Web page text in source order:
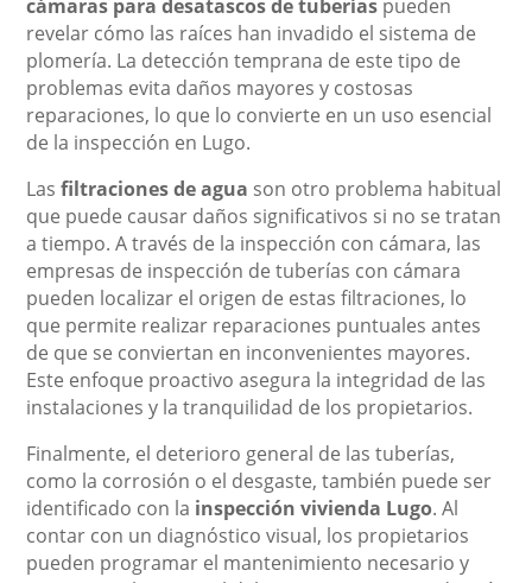
cámaras para desatascos de tuberías pueden
revelar cómo las raíces han invadido el sistema de
plomería. La detección temprana de este tipo de
problemas evita daños mayores y costosas
reparaciones, lo que lo convierte en un uso esencial
de la inspección en Lugo.
Lasfiltraciones de agua son otro problema habitual
que puede causar daños significativos si no se tratan
a tiempo. A través de la inspección con cámara, las
empresas de inspección de tuberías con cámara
pueden localizar el origen de estas filtraciones, lo
que permite realizar reparaciones puntuales antes
de que se conviertan en inconvenientes mayores.
Este enfoque proactivo asegura la integridad de las
instalaciones y la tranquilidad de los propietarios.
Finalmente, el deterioro general de las tuberías,
como la corrosión o el desgaste, también puede ser
identificado con la inspección vivienda Lugo. Al
contar con un diagnóstico visual, los propietarios
pueden programar el mantenimiento necesario y